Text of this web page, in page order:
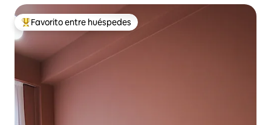
De los mejores en Favorito entre huéspedes
Favorito entre huéspedes